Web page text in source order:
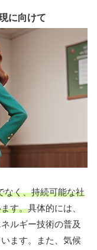
に向けて
なく、持続可能な社
す。具体的には、
ルギー技術の普及
ます。また、気候